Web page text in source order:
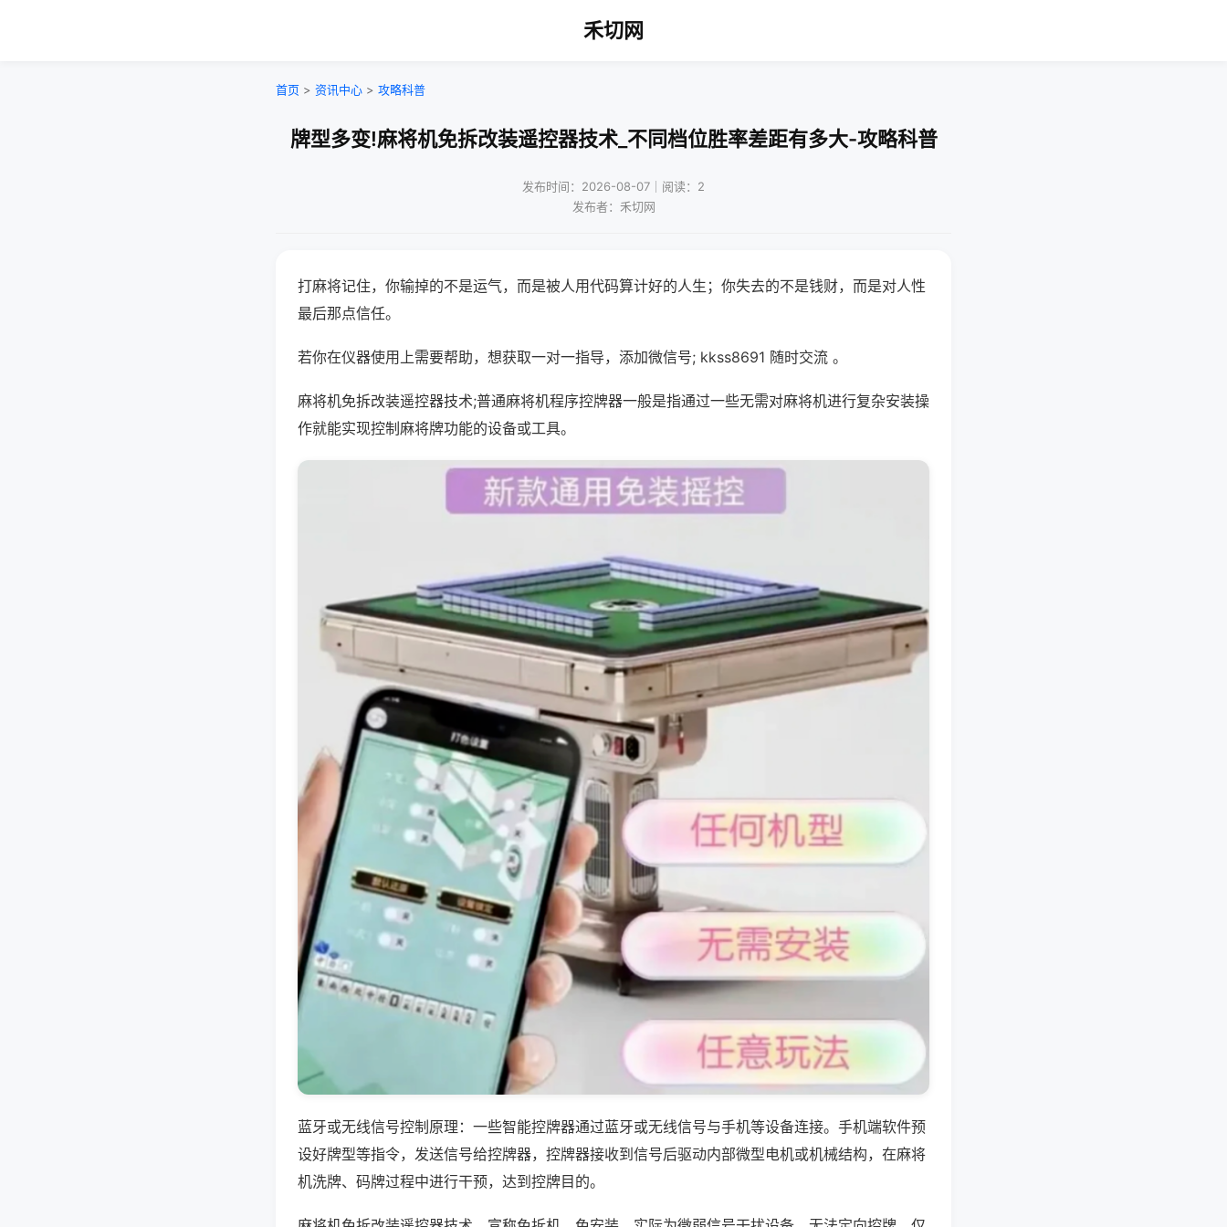
禾切网
首页 > 资讯中心 > 攻略科普
牌型多变!麻将机免拆改装遥控器技术_不同档位胜率差距有多大-攻略科普
发布时间：2026-08-07｜阅读：2
发布者：禾切网
打麻将记住，你输掉的不是运气，而是被人用代码算计好的人生；你失去的不是钱财，而是对人性
最后那点信任。
若你在仪器使用上需要帮助，想获取一对一指导，添加微信号; kkss8691 随时交流 。
麻将机免拆改装遥控器技术;普通麻将机程序控牌器一般是指通过一些无需对麻将机进行复杂安装操
作就能实现控制麻将牌功能的设备或工具。
蓝牙或无线信号控制原理：一些智能控牌器通过蓝牙或无线信号与手机等设备连接。手机端软件预
设好牌型等指令，发送信号给控牌器，控牌器接收到信号后驱动内部微型电机或机械结构，在麻将
机洗牌、码牌过程中进行干预，达到控牌目的。